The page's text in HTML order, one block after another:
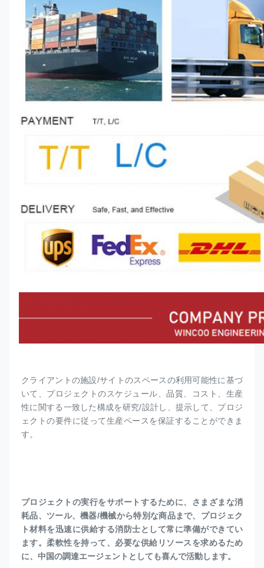
クライアントの施設/サイトのスペースの利用可能性に基づ
いて、プロジェクトのスケジュール、品質、コスト、生産
性に関する一致した構成を研究/設計し、提示して、プロジ
ェクトの要件に従って生産ペースを保証することができま
す。
プロジェクトの実行をサポートするために、さまざまな消
耗品、ツール、機器/機械から特別な商品まで、プロジェク
ト材料を迅速に供給する消防士として常に準備ができてい
ます。柔軟性を持って、必要な供給リソースを求めるため
に、中国の調達エージェントとしても喜んで活動します。